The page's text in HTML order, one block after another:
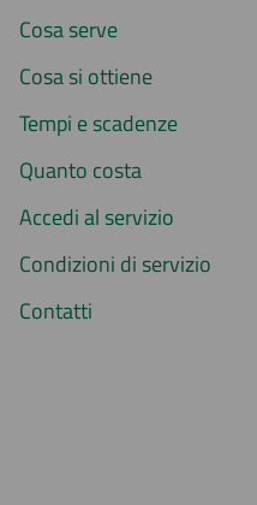
Cosa serve
Cosa si ottiene
Tempi e scadenze
Quanto costa
Accedi al servizio
Condizioni di servizio
Contatti